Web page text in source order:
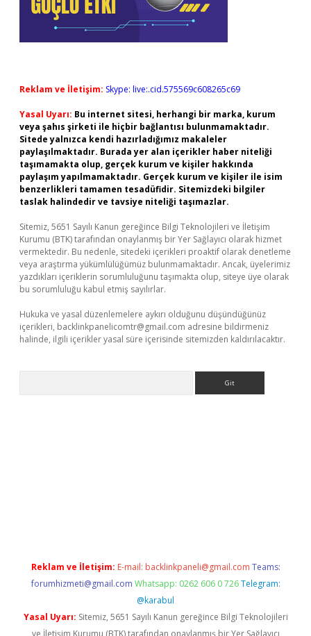
Reklam ve İletişim: Skype: live:.cid.575569c608265c69
Yasal Uyarı: Bu internet sitesi, herhangi bir marka, kurum
veya şahıs şirketi ile hiçbir bağlantısı bulunmamaktadır.
Sitede yalnızca kendi hazırladığımız makaleler
paylaşılmaktadır. Burada yer alan içerikler haber niteliği
taşımamakta olup, gerçek kurum ve kişiler hakkında
paylaşım yapılmamaktadır. Gerçek kurum ve kişiler ile isim
benzerlikleri tamamen tesadüfidir. Sitemizdeki bilgiler
taslak halindedir ve tavsiye niteliği taşımazlar.
Sitemiz, 5651 Sayılı Kanun gereğince Bilgi Teknolojileri ve İletişim
Kurumu (BTK) tarafından onaylanmış bir Yer Sağlayıcı olarak hizmet
vermektedir. Bu nedenle, sitedeki içerikleri proaktif olarak denetleme
veya araştırma yükümlülüğümüz bulunmamaktadır. Ancak, üyelerimiz
yazdıkları içeriklerin sorumluluğunu taşımakta olup, siteye üye olarak
bu sorumluluğu kabul etmiş sayılırlar.
Hukuka ve yasal düzenlemelere aykırı olduğunu düşündüğünüz
içerikleri, backlinkpanelicomtr@gmail.com adresine bildirmeniz
halinde, ilgili içerikler yasal süre içerisinde sitemizden kaldırılacaktır.
Reklam ve İletişim: E-mail: backlinkpaneli@gmail.com Teams:
forumhizmeti@gmail.com Whatsapp: 0262 606 0 726 Telegram:
@karabul
Yasal Uyarı: Sitemiz, 5651 Sayılı Kanun gereğince Bilgi Teknolojileri
ve İletişim Kurumu (BTK) tarafından onaylanmış bir Yer Sağlayıcı